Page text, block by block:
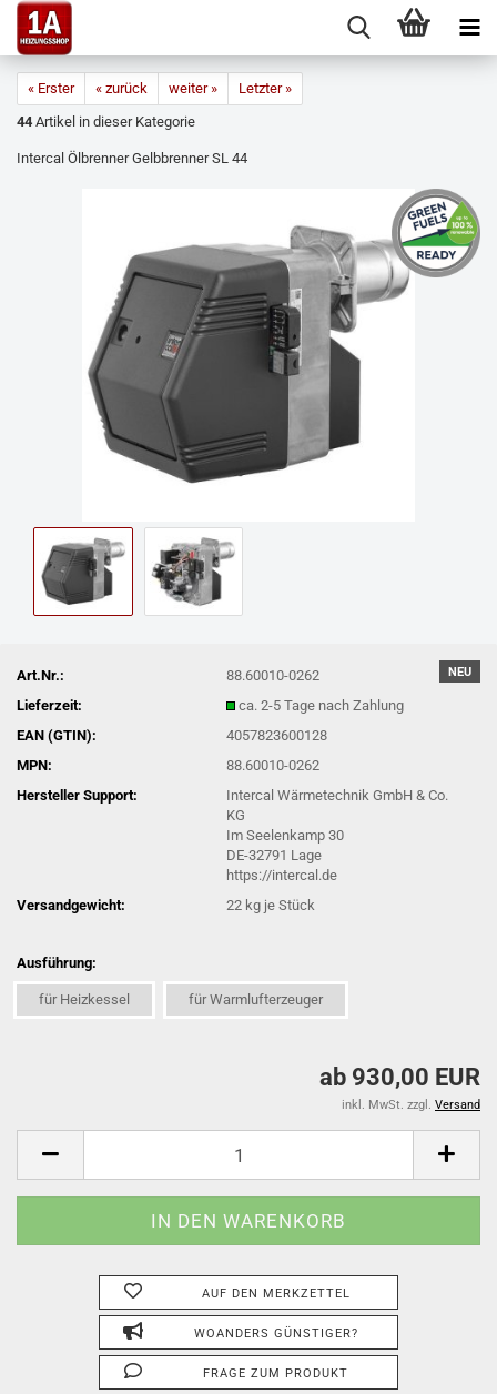
« Erster « zurück weiter »
Letzter »
44 Artikel in dieser Kategorie
Intercal Ölbrenner Gelbbrenner SL 44
NEU
Art.Nr.:
88.60010-0262
Lieferzeit:
ca. 2-5 Tage nach Zahlung
EAN (GTIN):
4057823600128
MPN:
88.60010-0262
Hersteller Support:
Intercal Wärmetechnik GmbH & Co.
KG
Im Seelenkamp 30
DE-32791 Lage
https://intercal.de
Versandgewicht:
22 kg je Stück
Ausführung:
für Heizkessel für Warmlufterzeuger
ab 930,00 EUR
inkl. MwSt. zzgl. Versand
AUF DEN MERKZETTEL
WOANDERS GÜNSTIGER?
FRAGE ZUM PRODUKT